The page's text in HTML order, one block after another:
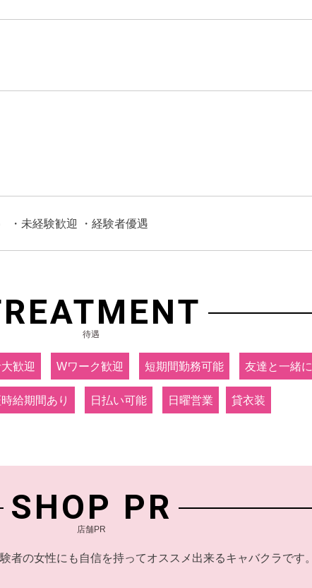
・未経験歓迎 ・経験者優遇
待遇
歓迎 Wワーク歓迎 短期間勤務可能 友達と一緒に
給期間あり 日払い可能 日曜営業 貸衣装
SHOP PR
店舗PR
者の女性にも自信を持ってオススメ出来るキャバクラです。